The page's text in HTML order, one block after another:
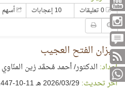
10 إعجابات أسهم
ميزان الفتح العجيب
إعداد: الدكتور/ أحمد مُحمَّد زين المنّاوي
آخر تحديث: 29‏/03‏/2026 هـ 11-10-1447